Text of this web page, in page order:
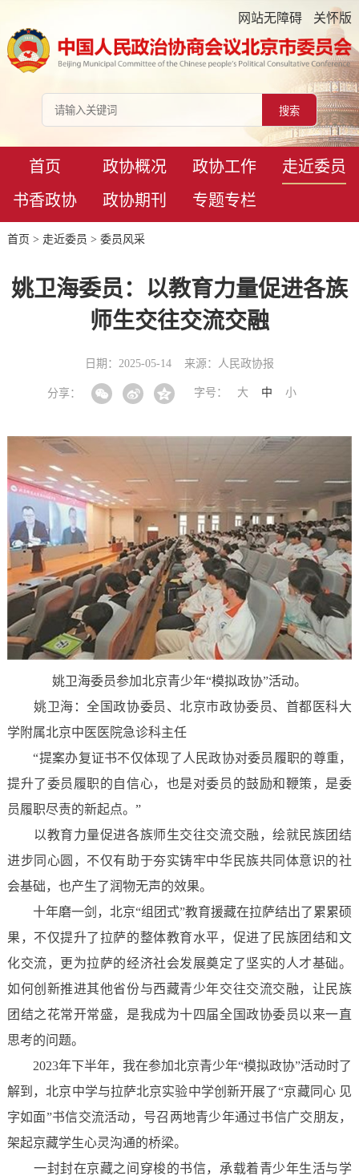
网站无障碍 关怀版
首页 政协概况 政协工作
走近委员
书香政协
政协期刊 专题专栏
首页 > 走近委员 > 委员风采
姚卫海委员：以教育力量促进各族
师生交往交流交融
日期：2025-05-14 来源：人民政协报
分享： 字号： 大 中 小
姚卫海委员参加北京青少年“模拟政协”活动。
姚卫海：全国政协委员、北京市政协委员、首都医科大
学附属北京中医医院急诊科主任
“提案办复证书不仅体现了人民政协对委员履职的尊重，
提升了委员履职的自信心，也是对委员的鼓励和鞭策，是委
员履职尽责的新起点。”
以教育力量促进各族师生交往交流交融，绘就民族团结
进步同心圆，不仅有助于夯实铸牢中华民族共同体意识的社
会基础，也产生了润物无声的效果。
十年磨一剑，北京“组团式”教育援藏在拉萨结出了累累硕
果，不仅提升了拉萨的整体教育水平，促进了民族团结和文
化交流，更为拉萨的经济社会发展奠定了坚实的人才基础。
如何创新推进其他省份与西藏青少年交往交流交融，让民族
团结之花常开常盛，是我成为十四届全国政协委员以来一直
思考的问题。
2023年下半年，我在参加北京青少年“模拟政协”活动时了
解到，北京中学与拉萨北京实验中学创新开展了“京藏同心 见
字如面”书信交流活动，号召两地青少年通过书信广交朋友，
架起京藏学生心灵沟通的桥梁。
一封封在京藏之间穿梭的书信，承载着青少年生活与学